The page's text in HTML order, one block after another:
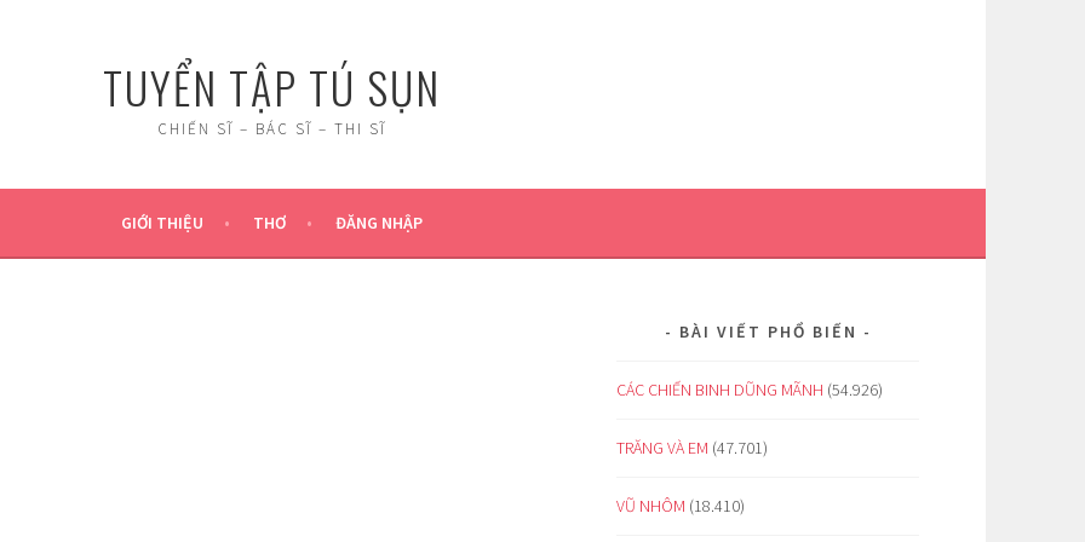
TUYỂN TẬP TÚ SỤN
CHIẾN SĨ – BÁC SĨ – THI SĨ
GIỚI THIỆU THƠ ĐĂNG NHẬP
BÀI VIẾT PHỔ BIẾN
CÁC CHIẾN BINH DŨNG MÃNH (54.926)
TRĂNG VÀ EM (47.701)
VŨ NHÔM (18.410)